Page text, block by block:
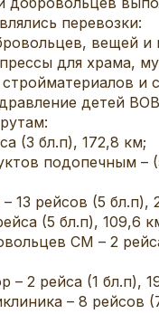
перевозки:
вещей и
для храма,
и
детей
(3 бл.п), 172,8 км;
подопечным –
13 рейсов (5 бл.п),
(5 бл.п), 109,6
СМ – 2
– 2 рейса (1 бл.п),
– 8 рейсов